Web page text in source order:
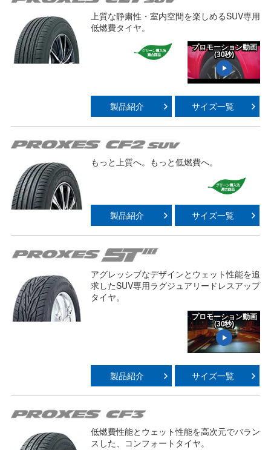
Video
上質な静粛性・室内空間を楽しめるSUV専用
低燃費タイヤ。
Play
プロモーション動画
(30秒)
製品紹介 サイズ一覧
もっと上質へ。もっと低燃費へ。
製品紹介 サイズ一覧
アグレッシブなデザインとウェット性能を追
求したSUV専用ラグジュアリードレスアップ
タイヤ。
Play
Video
プロモーション動画
(30秒)
製品紹介 サイズ一覧
低燃費性能とウェット性能を高次元でバラン
スした、コンフォートタイヤ。